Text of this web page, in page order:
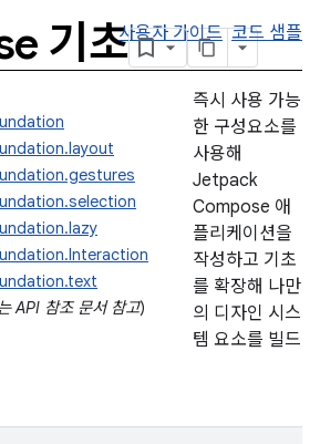
기초사용자 가이드 코드 샘플
API 참조 문서 참고)
즉시 사용 가능
한 구성요소를
사용해
Jetpack
Compose 애
플리케이션을
작성하고 기초
를 확장해 나만
의 디자인 시스
템 요소를 빌드